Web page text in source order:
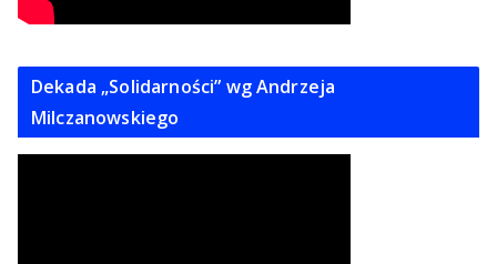
Dekada „Solidarności” wg Andrzeja
Milczanowskiego